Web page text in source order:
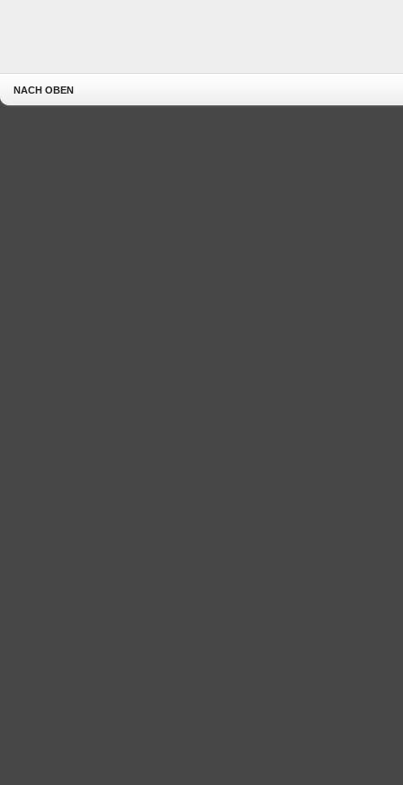
NACH OBEN